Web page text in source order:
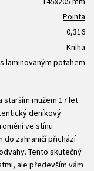
Pointa
0,316
Kniha
laminovaným potahem
starším mužem 17 let
deníkový
ve stínu
do zahraničí přichází
Tento skutečný
ale především vám